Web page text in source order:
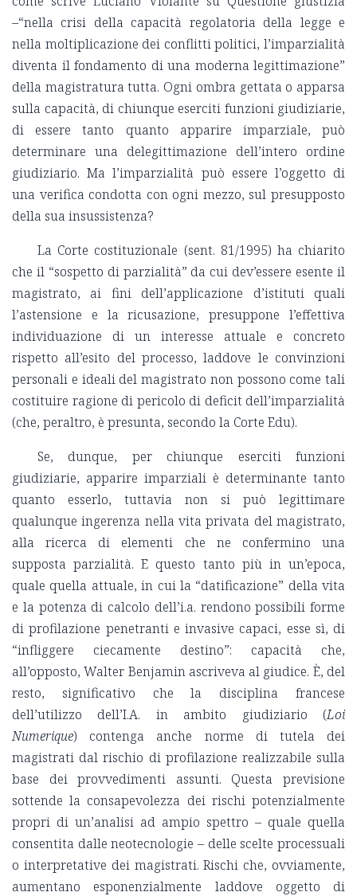
–“nella crisi della capacità regolatoria della legge e
nella moltiplicazione dei conflitti politici, l’imparzialità
diventa il fondamento di una moderna legittimazione”
della magistratura tutta. Ogni ombra gettata o apparsa
sulla capacità, di chiunque eserciti funzioni giudiziarie,
di essere tanto quanto apparire imparziale, può
determinare una delegittimazione dell’intero ordine
giudiziario. Ma l’imparzialità può essere l’oggetto di
una verifica condotta con ogni mezzo, sul presupposto
della sua insussistenza?
La Corte costituzionale (sent. 81/1995) ha chiarito
che il “sospetto di parzialità” da cui dev’essere esente il
magistrato, ai fini dell’applicazione d’istituti quali
l’astensione e la ricusazione, presuppone l’effettiva
individuazione di un interesse attuale e concreto
rispetto all’esito del processo, laddove le convinzioni
personali e ideali del magistrato non possono come tali
costituire ragione di pericolo di deficit dell’imparzialità
(che, peraltro, è presunta, secondo la Corte Edu).
Se, dunque, per chiunque eserciti funzioni
giudiziarie, apparire imparziali è determinante tanto
quanto esserlo, tuttavia non si può legittimare
qualunque ingerenza nella vita privata del magistrato,
alla ricerca di elementi che ne confermino una
supposta parzialità. E questo tanto più in un’epoca,
quale quella attuale, in cui la “datificazione” della vita
e la potenza di calcolo dell’i.a. rendono possibili forme
di profilazione penetranti e invasive capaci, esse sì, di
“infliggere ciecamente destino”: capacità che,
all’opposto, Walter Benjamin ascriveva al giudice. È, del
resto, significativo che la disciplina francese
dell’utilizzo dell’I.A. in ambito giudiziario (Loi
Numerique) contenga anche norme di tutela dei
magistrati dal rischio di profilazione realizzabile sulla
base dei provvedimenti assunti. Questa previsione
sottende la consapevolezza dei rischi potenzialmente
propri di un’analisi ad ampio spettro – quale quella
consentita dalle neotecnologie – delle scelte processuali
o interpretative dei magistrati. Rischi che, ovviamente,
aumentano esponenzialmente laddove oggetto di